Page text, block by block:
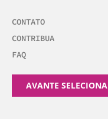
CONTATO
CONTRIBUA
FAQ
AVANTE SELECIONA